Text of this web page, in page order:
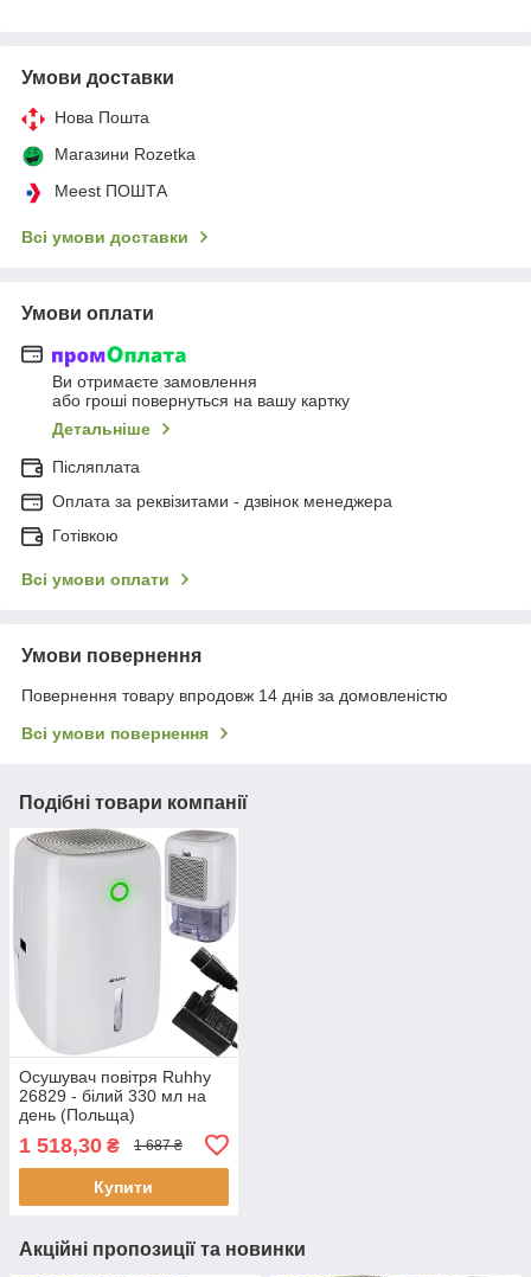
Умови доставки
Нова Пошта
Магазини Rozetka
Meest ПОШТА
Всі умови доставки
Умови оплати
Ви отримаєте замовлення
або гроші повернуться на вашу картку
Детальніше
Післяплата
Оплата за реквізитами - дзвінок менеджера
Готівкою
Всі умови оплати
Умови повернення
Повернення товару впродовж 14 днів за домовленістю
Всі умови повернення
Подібні товари компанії
Осушувач повітря Ruhhy
26829 - білий 330 мл на
день (Польща)
1 518,30 ₴ 1 687 ₴
Купити
Акційні пропозиції та новинки